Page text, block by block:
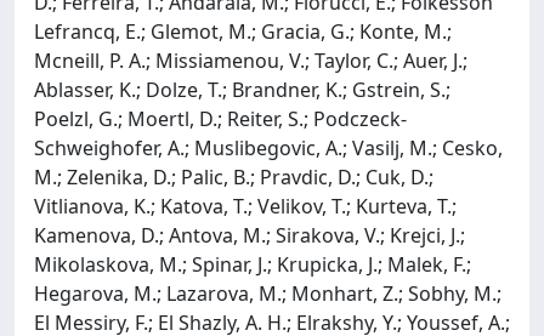
Lefrancq, E.; Glemot, M.; Gracia, G.; Konte, M.;
Mcneill, P. A.; Missiamenou, V.; Taylor, C.; Auer, J.;
Ablasser, K.; Dolze, T.; Brandner, K.; Gstrein, S.;
Poelzl, G.; Moertl, D.; Reiter, S.; Podczeck-
Schweighofer, A.; Muslibegovic, A.; Vasilj, M.; Cesko,
M.; Zelenika, D.; Palic, B.; Pravdic, D.; Cuk, D.;
Vitlianova, K.; Katova, T.; Velikov, T.; Kurteva, T.;
Kamenova, D.; Antova, M.; Sirakova, V.; Krejci, J.;
Mikolaskova, M.; Spinar, J.; Krupicka, J.; Malek, F.;
Hegarova, M.; Lazarova, M.; Monhart, Z.; Sobhy, M.;
El Messiry, F.; El Shazly, A. H.; Elrakshy, Y.; Youssef, A.;